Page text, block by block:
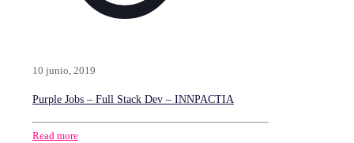
10 junio, 2019
Purple Jobs – Full Stack Dev – INNPACTIA
Read more